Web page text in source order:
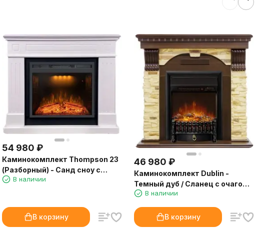
54 980 ₽
Каминокомплект Thompson 23
(Разборный) - Санд сноу с
очагом Emerald 23
В наличии
В корзину
46 980 ₽
Каминокомплект Dublin -
Темный дуб / Сланец с очагом
Fobos FX M Black RC
В наличии
В корзину